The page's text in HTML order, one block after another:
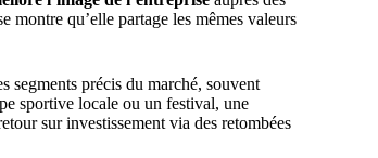
montre qu’elle partage les mêmes valeurs
segments précis du marché, souvent
sportive locale ou un festival, une
sur investissement via des retombées